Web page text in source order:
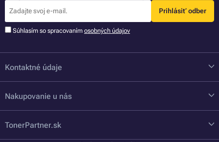
Prihlásiť odber
Súhlasím so spracovaním osobných údajov
Kontaktné údaje
Nakupovanie u nás
TonerPartner.sk